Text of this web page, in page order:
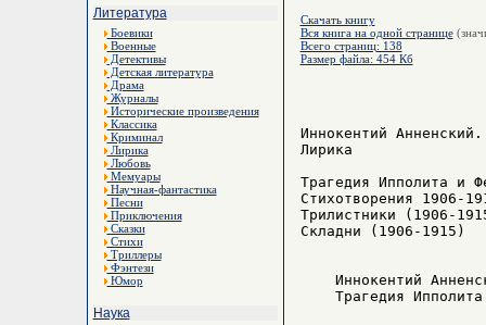
Литература
Боевики
Военные
Детективы
Детская литература
Драма
Журналы
Исторические произведения
Классика
Криминал
Лирика
Любовь
Мемуары
Научная-фантастика
Песни
Приключения
Сказки
Стихи
Триллеры
Фэнтези
Юмор
Наука
Скачать книгу
Вся книга на одной странице
Всего страниц: 138
Размер файла: 454 Кб
Иннокентий Анненский.
Лирика
Трагедия Ипполита и
Стихотворения 1906-
Трилистники (1906-
Складни (1906-1915)
Иннокентий
Трагедия